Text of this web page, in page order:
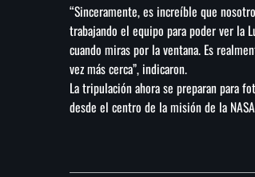
“Sinceramente, es increíble que
trabajando el equipo para poder ver la
cuando miras por la ventana. Es
vez más cerca”, indicaron.
La tripulación ahora se preparan para
desde el centro de la misión de la